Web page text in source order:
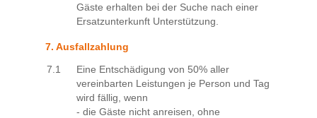
Gäste erhalten bei der Suche nach einer
Ersatzunterkunft Unterstützung.
7. Ausfallzahlung
7.1
Eine Entschädigung von 50% aller
vereinbarten Leistungen je Person und Tag
wird fällig, wenn
- die Gäste nicht anreisen, ohne